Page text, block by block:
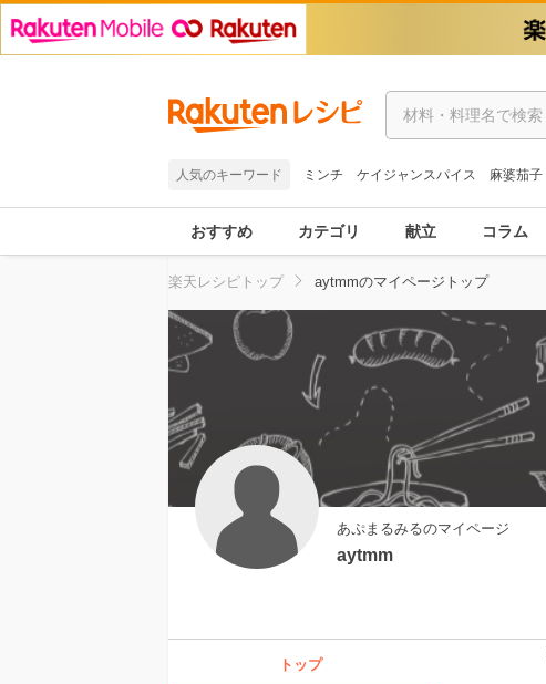
人気のキーワード ミンチ ケイジャンスパイス 麻婆茄子
おすすめ カテゴリ 献立 コラム
楽天レシピトップ aytmmのマイページトップ
あぷまるみるのマイページ
aytmm
トップ